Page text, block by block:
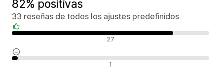
82% positivas
33 reseñas de todos los ajustes predefinidos
Reseñas positivas 27
Reseñas neutras 1